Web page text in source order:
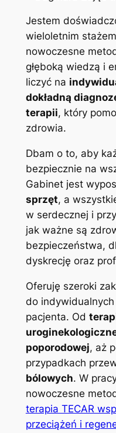
Jestem
wieloletnim
nowoczesne
głęboką wiedzą i
liczyć na
dokładną
terapii, który
zdrowia.
Dbam o to, aby
bezpiecznie na
Gabinet jest
sprzęt, a
w serdecznej i
jak ważne są
bezpieczeństwa,
dyskrecję oraz
Oferuję szeroki
do
pacjenta. Od
poporodowej, aż
przypadkach
bólowych. W
nowoczesne
terapia TECAR
przeciążeń i